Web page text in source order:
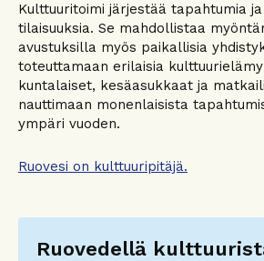
Kulttuuritoimi järjestää tapahtumia
tilaisuuksia. Se mahdollistaa
avustuksilla myös paikallisia
toteuttamaan erilaisia
kuntalaiset, kesäasukkaat ja
nauttimaan monenlaisista
ympäri vuoden.
Ruovesi on kulttuuripitäjä.
Ruovedellä